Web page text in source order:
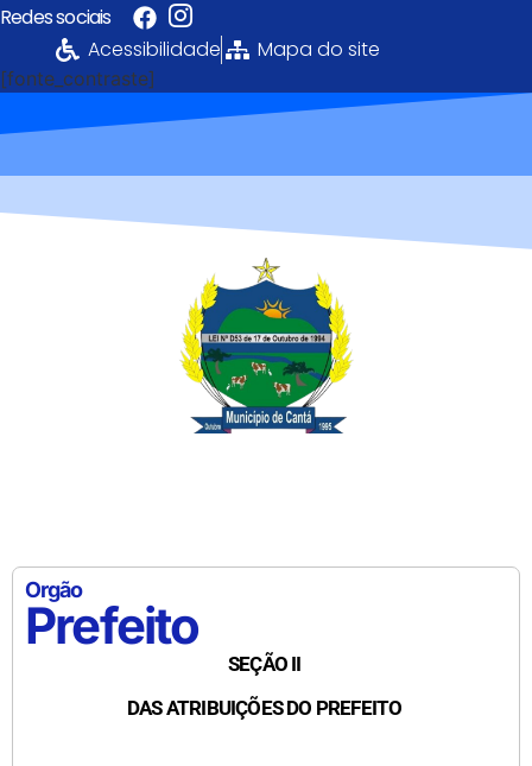
Redes sociais
Acessibilidade
Mapa do site
[fonte_contraste]
Orgão
Prefeito
SEÇÃO II
DAS ATRIBUIÇÕES DO PREFEITO